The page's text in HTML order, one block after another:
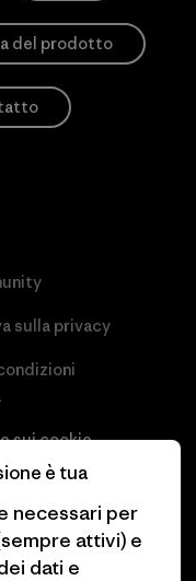
del prodotto
sulla privacy
sui cookie
noi è tua
necessari per
attivi) e
dati e